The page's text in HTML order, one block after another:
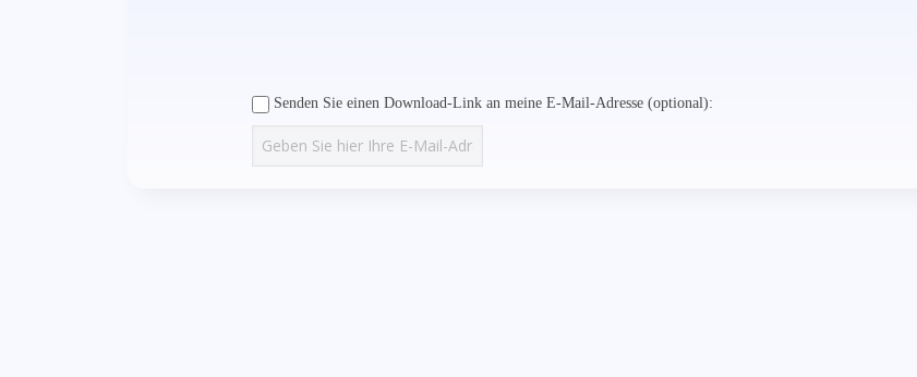
Senden Sie einen Download-Link an meine E-Mail-Adresse (optional):